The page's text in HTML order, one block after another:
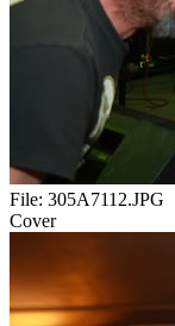
File: 305A7112.JPG
Cover